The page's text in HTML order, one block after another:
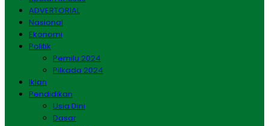
ADVERTORIAL
Nasional
Ekonomi
Politik
Pemilu 2024
Pilkada 2024
Iklan
Pendidikan
Usia Dini
Dasar